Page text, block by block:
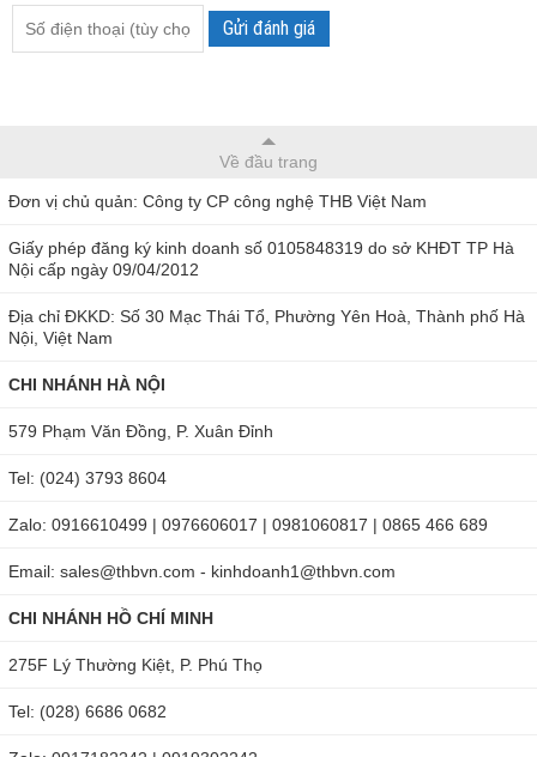
Gửi đánh giá
Về đầu trang
Đơn vị chủ quản: Công ty CP công nghệ THB Việt Nam
Giấy phép đăng ký kinh doanh số 0105848319 do sở KHĐT TP Hà
Nội cấp ngày 09/04/2012
Địa chỉ ĐKKD: Số 30 Mạc Thái Tổ, Phường Yên Hoà, Thành phố Hà
Nội, Việt Nam
CHI NHÁNH HÀ NỘI
579 Phạm Văn Đồng, P. Xuân Đỉnh
Tel: (024) 3793 8604
Zalo: 0916610499 | 0976606017 | 0981060817 | 0865 466 689
Email: sales@thbvn.com - kinhdoanh1@thbvn.com
CHI NHÁNH HỒ CHÍ MINH
275F Lý Thường Kiệt, P. Phú Thọ
Tel: (028) 6686 0682